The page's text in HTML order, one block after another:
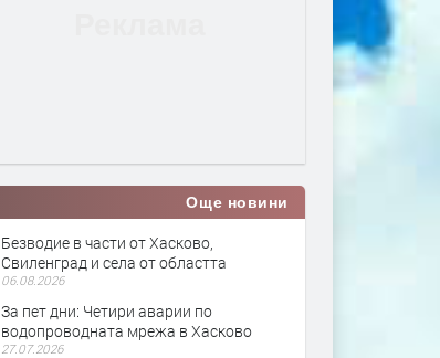
Още новини
Безводие в части от Хасково,
Свиленград и села от областта
06.08.2026
За пет дни: Четири аварии по
водопроводната мрежа в Хасково
27.07.2026